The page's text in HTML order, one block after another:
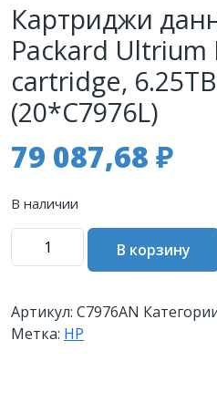
Картриджи
Packard Ultrium
cartridge,
(20*C7976L)
79 087,68 ₽
В наличии
Количество
товара
данных
Hewlett-
Packard
В корзину
Артикул: C7976AN
Метка: HP